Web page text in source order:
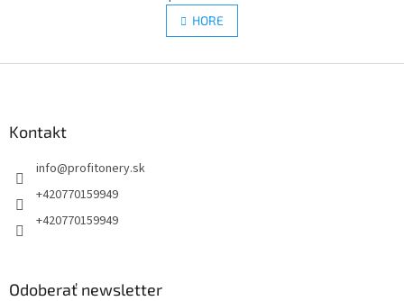
l
á
á
n
k
v
HORE
Kontakt
info@profitonery.sk
+420770159949
+420770159949
Odoberať newsletter